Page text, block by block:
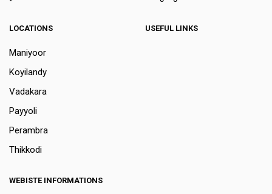
LOCATIONS
Maniyoor
Koyilandy
Vadakara
Payyoli
Perambra
Thikkodi
USEFUL LINKS
WEBISTE INFORMATIONS